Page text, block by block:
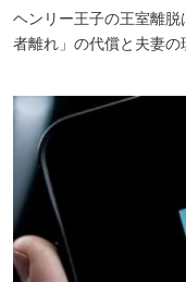
ヘンリー王子の王室離
者離れ」の代償と夫妻の